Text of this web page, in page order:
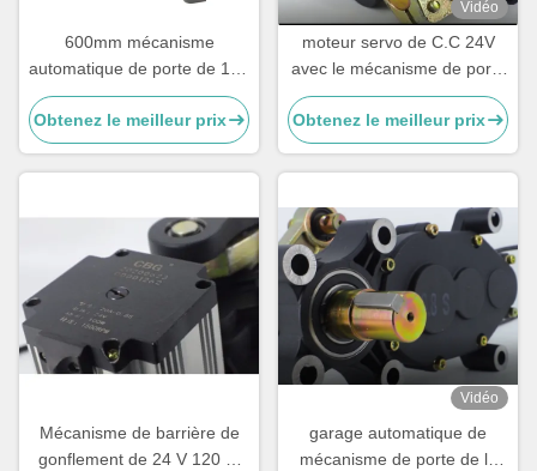
600mm mécanisme
automatique de porte de 100
N.M Turnstile Gate
Mechanism
Obtenez le meilleur prix
Vidéo
moteur servo de C.C 24V
avec le mécanisme de porte
de barrière de boom
d'encodeur
Obtenez le meilleur prix
Mécanisme de barrière de
gonflement de 24 V 120 W
Vidéo
garage automatique de
mécanisme de porte de la